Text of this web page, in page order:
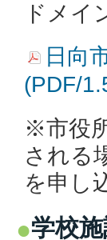
ドメイ
日向
(PDF/
※市役
される
を申し
学校